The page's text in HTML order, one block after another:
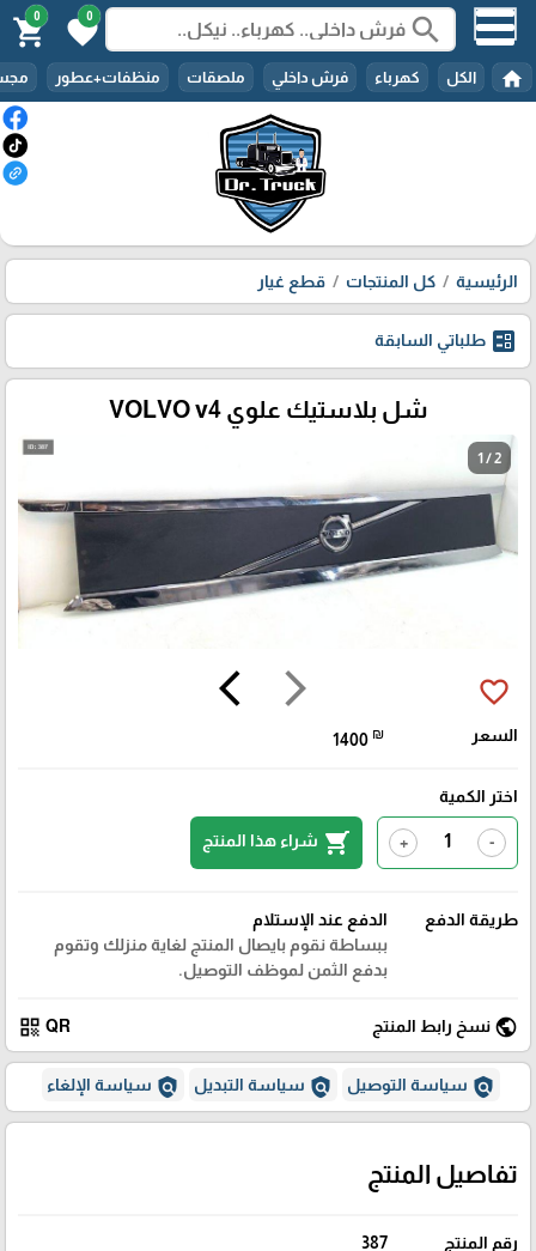
search
0
favorite
0
shopping_cart
home الكل كهرباء فرش داخلي ملصقات منظفات+عطور
الرئيسية كل المنتجات قطع غيار
ballot طلباتي السابقة
شل بلاستيك علوي VOLVO v4
1 / 2
arrow_forward_ios
arrow_back_ios favorite_border
السعر 1400 ₪
اختر الكمية
-
+
shopping_cart شراء هذا المنتج
طريقة الدفع
الدفع عند الإستلام
ببساطة نقوم بايصال المنتج لغاية منزلك وتقوم
بدفع الثمن لموظف التوصيل.
public نسخ رابط المنتج QR
qr_code
policy سياسة التوصيل policy سياسة التبديل policy سياسة الإلغاء
تفاصيل المنتج
رقم المنتج 387